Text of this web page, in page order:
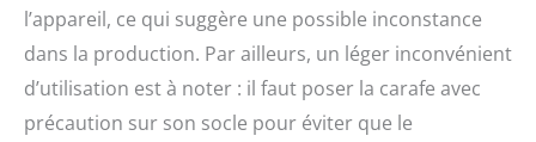
l’appareil, ce qui suggère une possible inconstance
dans la production. Par ailleurs, un léger inconvénient
d’utilisation est à noter : il faut poser la carafe avec
précaution sur son socle pour éviter que le